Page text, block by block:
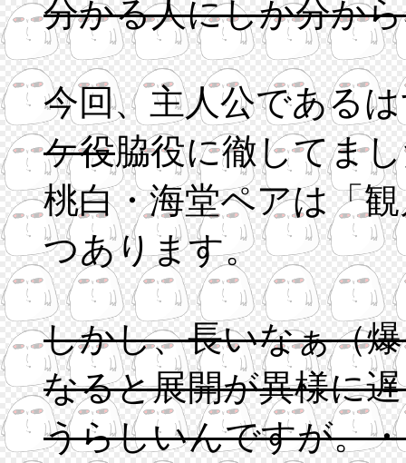
分かる人にしか分か
今回、主人公である
ケ役脇役に徹してま
桃白・海堂ペアは「
つあります。
しかし、長いなぁ（
なると展開が異様に
うらしいんですが。